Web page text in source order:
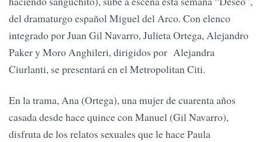
del dramaturgo español Miguel del Arco. Con elenco
integrado por Juan Gil Navarro, Julieta Ortega, Alejandro
Paker y Moro Anghileri, dirigidos por Alejandra
Ciurlanti, se presentará en el Metropolitan Citi.
En la trama, Ana (Ortega), una mujer de cuarenta años
casada desde hace quince con Manuel (Gil Navarro),
disfruta de los relatos sexuales que le hace Paula